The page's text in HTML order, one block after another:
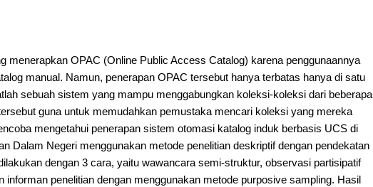
menerapkan OPAC (Online Public Access Catalog) karena penggunaannya
manual. Namun, penerapan OPAC tersebut hanya terbatas hanya di satu
sebuah sistem yang mampu menggabungkan koleksi-koleksi dari beberapa
guna untuk memudahkan pemustaka mencari koleksi yang mereka
mengetahui penerapan sistem otomasi katalog induk berbasis UCS di
Dalam Negeri menggunakan metode penelitian deskriptif dengan pendekatan
dengan 3 cara, yaitu wawancara semi-struktur, observasi partisipatif
informan penelitian dengan menggunakan metode purposive sampling. Hasil